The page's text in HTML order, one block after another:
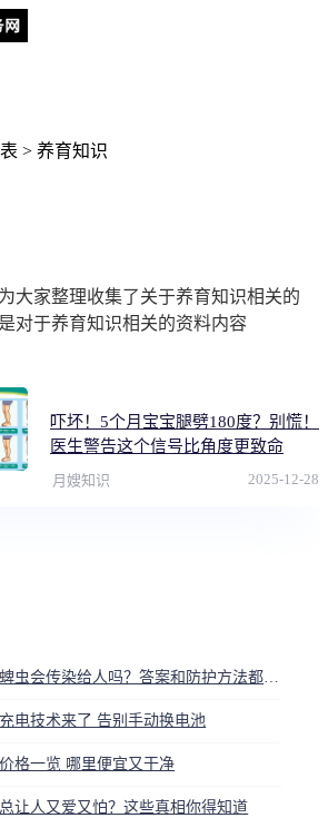
> 养育知识
大家整理收集了关于养育知识相关的
对于养育知识相关的资料内容
吓坏！5个月宝宝腿劈180度？别慌！
医生警告这个信号比角度更致命
月嫂知识 2025-12-28
狗狗身上的蜱虫会传染给人吗？答案和防护方法都在这
电技术来了 告别手动换电池
价格一览 哪里便宜又干净
让人又爱又怕？这些真相你得知道